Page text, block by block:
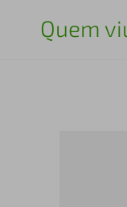
Quem